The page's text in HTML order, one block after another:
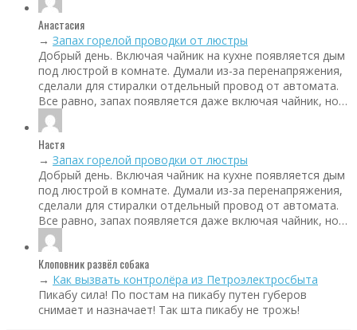
Анастасия
→ Запах горелой проводки от люстры
Добрый день. Включая чайник на кухне появляется дым
под люстрой в комнате. Думали из-за перенапряжения,
сделали для стиралки отдельный провод от автомата.
Все равно, запах появляется даже включая чайник, но…
Настя
→ Запах горелой проводки от люстры
Добрый день. Включая чайник на кухне появляется дым
под люстрой в комнате. Думали из-за перенапряжения,
сделали для стиралки отдельный провод от автомата.
Все равно, запах появляется даже включая чайник, но…
Клоповник развёл собака
→ Как вызвать контролёра из Петроэлектросбыта
Пикабу сила! По постам на пикабу путен губеров
снимает и назначает! Так шта пикабу не трожь!